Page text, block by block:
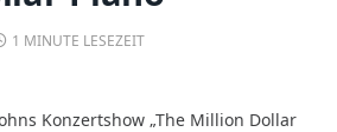
1 MINUTE LESEZEIT
Konzertshow „The Million Dollar